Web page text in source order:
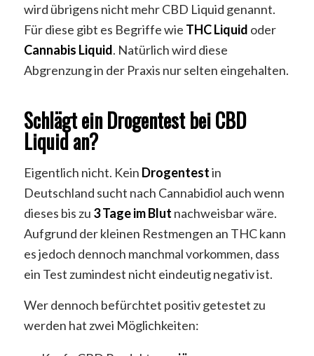
wird übrigens nicht mehr CBD Liquid genannt.
Für diese gibt es Begriffe wie THC Liquid oder
Cannabis Liquid. Natürlich wird diese
Abgrenzung in der Praxis nur selten eingehalten.
Schlägt ein Drogentest bei CBD
Liquid an?
Eigentlich nicht. Kein Drogentestin
Deutschland sucht nach Cannabidiol auch wenn
dieses bis zu 3 Tage im Blut nachweisbar wäre.
Aufgrund der kleinen Restmengen an THC kann
es jedoch dennoch manchmal vorkommen, dass
ein Test zumindest nicht eindeutig negativ ist.
Wer dennoch befürchtet positiv getestet zu
werden hat zwei Möglichkeiten: